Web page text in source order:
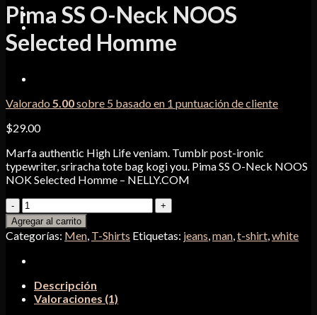
Pima SS O-Neck NOOS
Selected Homme
Valorado 5.00sobre 5 basado en 1 puntuación de cliente
$29.00
Marfa authentic High Life veniam. Tumblr post-ironic
typewriter, sriracha tote bag kogi you. Pima SS O-Neck NOOS
NOK Selected Homme – NELLY.COM
Pima
SS
O-
Neck
NOOS
Homme
cantidad
Agregar al carrito
Categorías: Men, T-Shirts Etiquetas: jeans,man,t-shirt,white
Descripción
Valoraciones (1)